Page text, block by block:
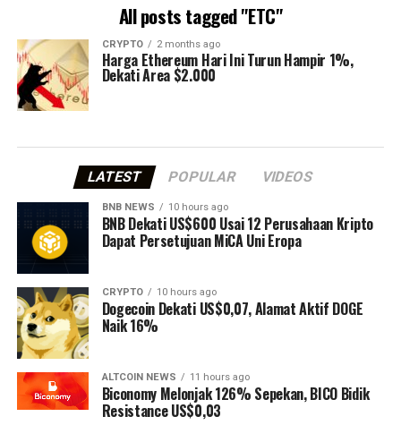
All posts tagged "ETC"
CRYPTO 2 months ago
Harga Ethereum Hari Ini Turun Hampir 1%,
Dekati Area $2.000
LATEST POPULAR VIDEOS
BNB NEWS 10 hours ago
BNB Dekati US$600 Usai 12 Perusahaan Kripto
Dapat Persetujuan MiCA Uni Eropa
CRYPTO 10 hours ago
Dogecoin Dekati US$0,07, Alamat Aktif DOGE
Naik 16%
ALTCOIN NEWS 11 hours ago
Biconomy Melonjak 126% Sepekan, BICO Bidik
Resistance US$0,03